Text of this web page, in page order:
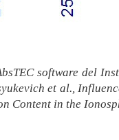
software del
et al.,
Content in the